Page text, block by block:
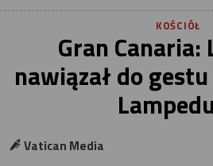
KOŚCIÓŁ
Gran Canaria:
nawiązał do
Vatican Media